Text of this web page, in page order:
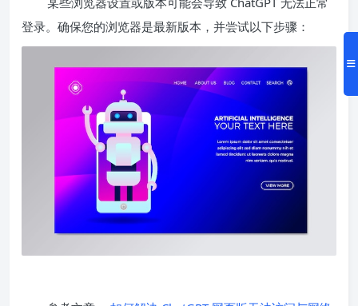
登录。确保您的浏览器是最新版本，并尝试以下步骤：